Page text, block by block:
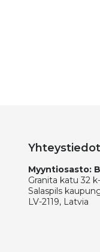
Yhteystiedot
Myyntiosasto:
Granita katu 32
Salaspils
LV-2119, Latvia